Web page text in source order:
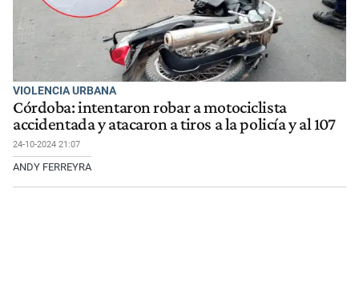
VIOLENCIA URBANA
Córdoba: intentaron robar a motociclista
accidentada y atacaron a tiros a la policía y al 107
24-10-2024 21:07
ANDY FERREYRA